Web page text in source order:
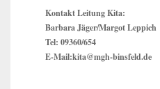
Kontakt Leitung Kita:
Barbara Jäger/Margot Leppich
Tel: 09360/654
E-Mail:kita@mgh-binsfeld.de